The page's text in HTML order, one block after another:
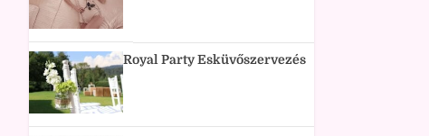
Royal Party Esküvőszervezés